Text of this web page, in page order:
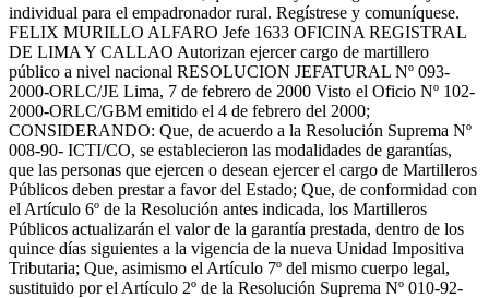
individual para el empadronador rural. Regístrese y comuníquese.
FELIX MURILLO ALFARO Jefe 1633 OFICINA REGISTRAL
DE LIMA Y CALLAO Autorizan ejercer cargo de martillero
público a nivel nacional RESOLUCION JEFATURAL Nº 093-
2000-ORLC/JE Lima, 7 de febrero de 2000 Visto el Oficio Nº 102-
2000-ORLC/GBM emitido el 4 de febrero del 2000;
CONSIDERANDO: Que, de acuerdo a la Resolución Suprema Nº
008-90- ICTI/CO, se establecieron las modalidades de garantías,
que las personas que ejercen o desean ejercer el cargo de Martilleros
Públicos deben prestar a favor del Estado; Que, de conformidad con
el Artículo 6º de la Resolución antes indicada, los Martilleros
Públicos actualizarán el valor de la garantía prestada, dentro de los
quince días siguientes a la vigencia de la nueva Unidad Impositiva
Tributaria; Que, asimismo el Artículo 7º del mismo cuerpo legal,
sustituido por el Artículo 2º de la Resolución Suprema Nº 010-92-